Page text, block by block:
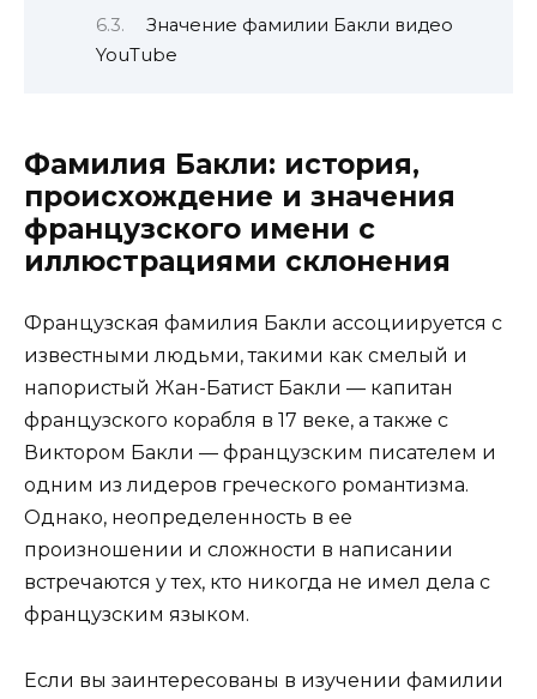
Значение фамилии Бакли видео
YouTube
Фамилия Бакли: история,
происхождение и значения
французского имени с
иллюстрациями склонения
Французская фамилия Бакли ассоциируется с
известными людьми, такими как смелый и
напористый Жан-Батист Бакли — капитан
французского корабля в 17 веке, а также с
Виктором Бакли — французским писателем и
одним из лидеров греческого романтизма.
Однако, неопределенность в ее
произношении и сложности в написании
встречаются у тех, кто никогда не имел дела с
французским языком.
Если вы заинтересованы в изучении фамилии